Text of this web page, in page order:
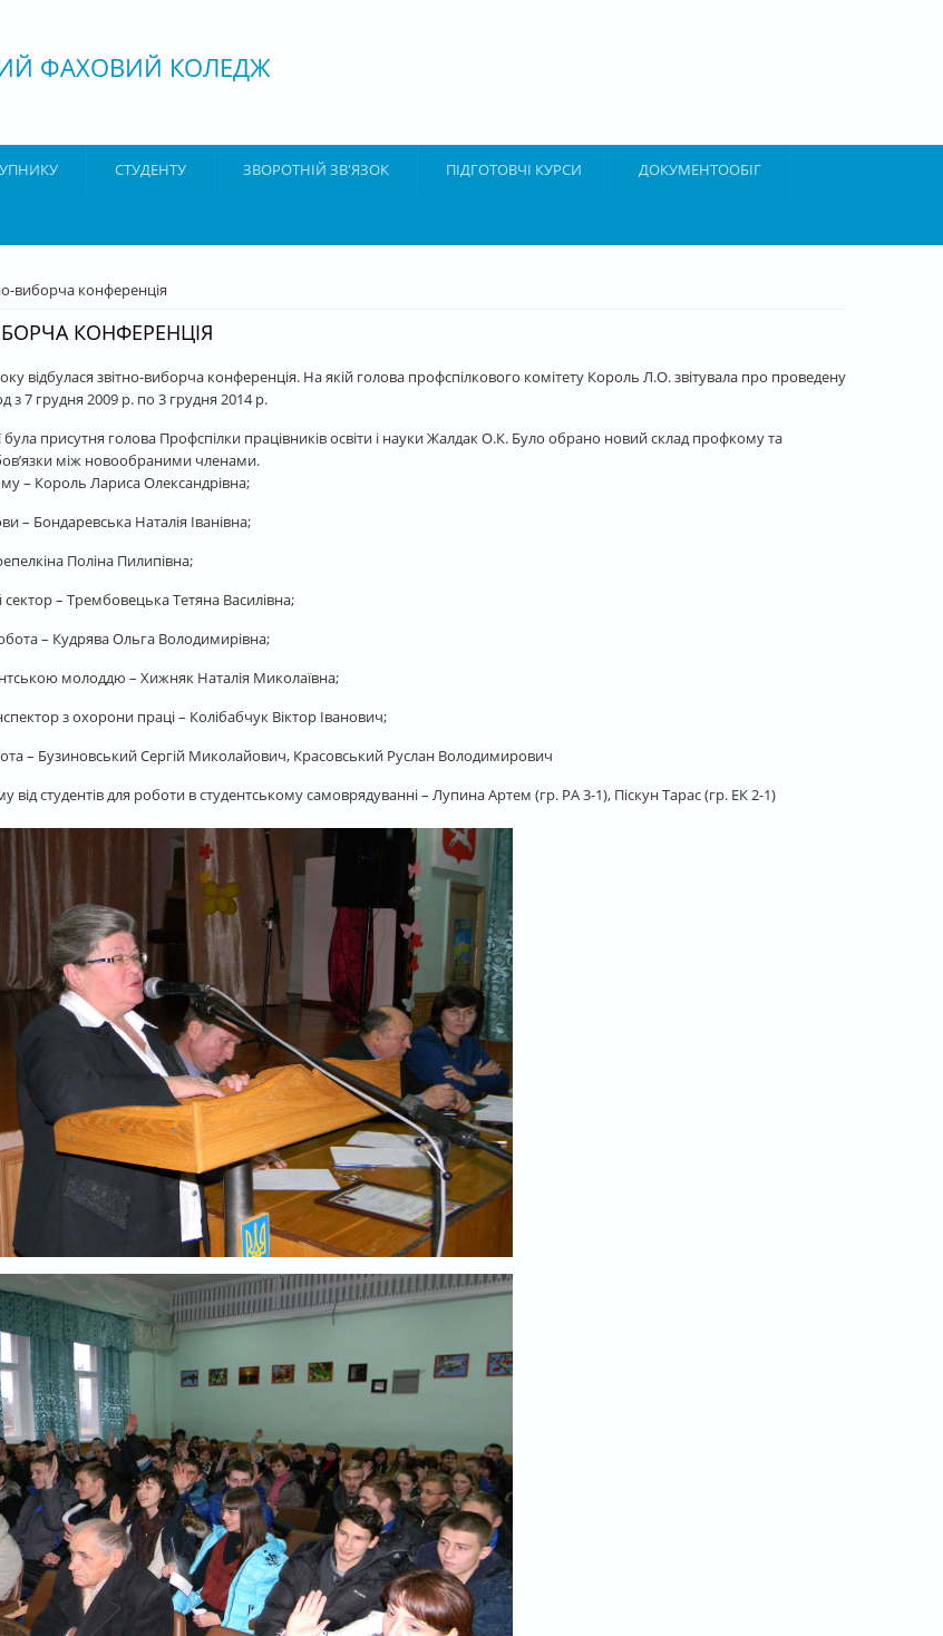
ФАХОВИЙ КОЛЕДЖ
СТУДЕНТУ ЗВОРОТНІЙ ЗВ'ЯЗОК ПІДГОТОВЧІ КУРСИ ДОКУМЕНТООБІГ
виборча конференція
КОНФЕРЕНЦІЯ
відбулася звітно-виборча конференція. На якій голова профспілкового комітету Король Л.О. звітувала про проведену
з 7 грудня 2009 р. по 3 грудня 2014 р.
була присутня голова Профспілки працівників освіти і науки Жалдак О.К. Було обрано новий склад профкому та
між новообраними членами.
– Король Лариса Олександрівна;
– Бондаревська Наталія Іванівна;
Поліна Пилипівна;
– Трембовецька Тетяна Василівна;
– Кудрява Ольга Володимирівна;
молоддю – Хижняк Наталія Миколаївна;
з охорони праці – Колібабчук Віктор Іванович;
– Бузиновський Сергій Миколайович, Красовський Руслан Володимирович
від студентів для роботи в студентському самоврядуванні – Лупина Артем (гр. РА 3-1), Піскун Тарас (гр. ЕК 2-1)